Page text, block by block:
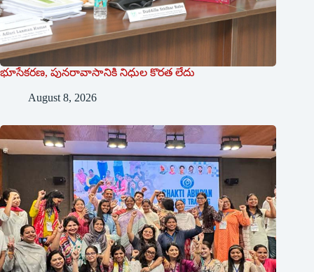
భూసేకరణ, పునరావాసానికి నిధుల కొరత లేదు
August 8, 2026